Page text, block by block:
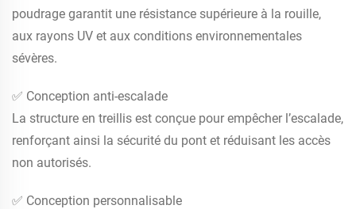
poudrage garantit une résistance supérieure à la rouille,
aux rayons UV et aux conditions environnementales
sévères.
✅ Conception anti-escalade
La structure en treillis est conçue pour empêcher l’escalade,
renforçant ainsi la sécurité du pont et réduisant les accès
non autorisés.
✅ Conception personnalisable